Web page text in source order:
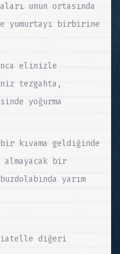
unun ortasında
yumurtayı birbirine
elinizle
tezgahta,
yoğurma
bir kıvama geldiğinde
bir
yarım
diğeri